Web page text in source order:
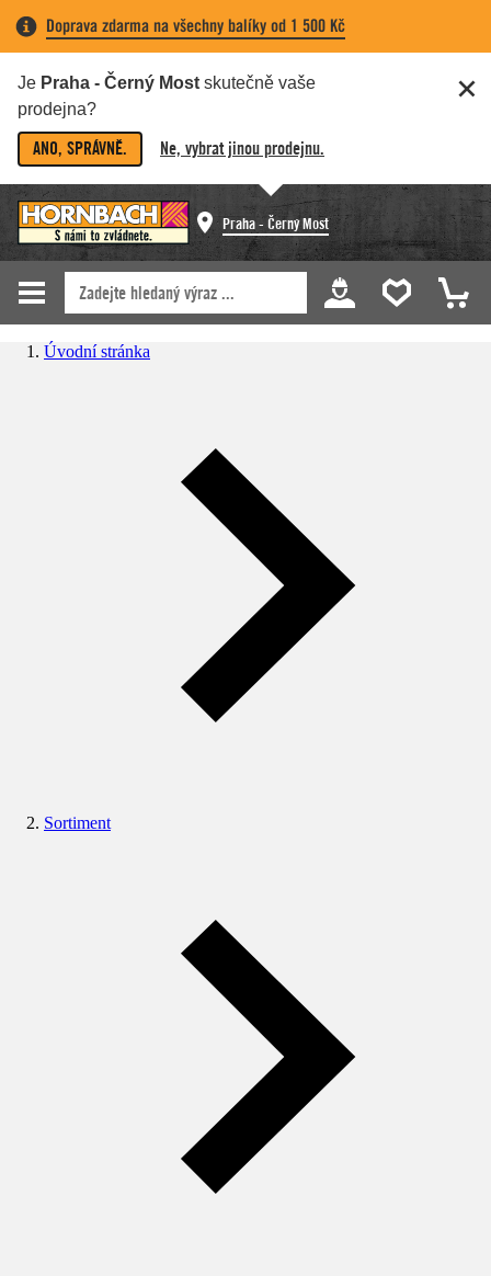
Doprava zdarma na všechny balíky od 1 500 Kč
Je Praha - Černý Most skutečně vaše
prodejna?
ANO, SPRÁVNĚ. Ne, vybrat jinou prodejnu.
Praha - Černý Most
Úvodní stránka
Sortiment